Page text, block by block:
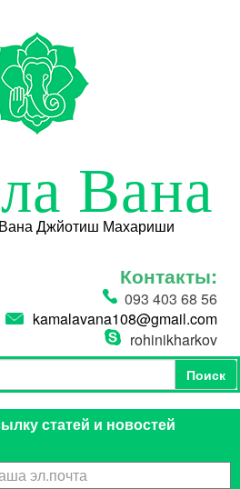
Вана
Джйотиш Махариши
Контакты:
093 403 68 56
kamalavana108@gmail.com
rohinikharkov
Поиск
Поиск
статей и новостей